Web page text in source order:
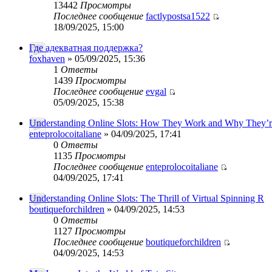
13442 Просмотры
Последнее сообщение factlypostsa1522
18/09/2025, 15:00
Где адекватная поддержка?
foxhaven » 05/09/2025, 15:36
1 Ответы
1439 Просмотры
Последнее сообщение evgal
05/09/2025, 15:38
Understanding Online Slots: How They Work and Why
enteprolocoitaliane » 04/09/2025, 17:41
0 Ответы
1135 Просмотры
Последнее сообщение enteprolocoitaliane
04/09/2025, 17:41
Understanding Online Slots: The Thrill of Virtual Spinning R
boutiqueforchildren » 04/09/2025, 14:53
0 Ответы
1127 Просмотры
Последнее сообщение boutiqueforchildren
04/09/2025, 14:53